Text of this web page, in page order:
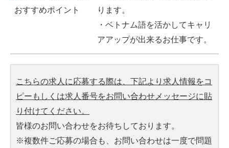
おすすめポイント
ります。
・ベトナム語を活かしてキャリ
アアップが出来るお仕事です。
こちらの求人に応募する際は、下記より求人情報をコ
ピーもしくは求人番号をお問い合わせメッセージに貼
り付けてください。
皆様のお問い合わせをお待ちしております。
※複数件ご応募の場合も、お問い合わせは一度で問題